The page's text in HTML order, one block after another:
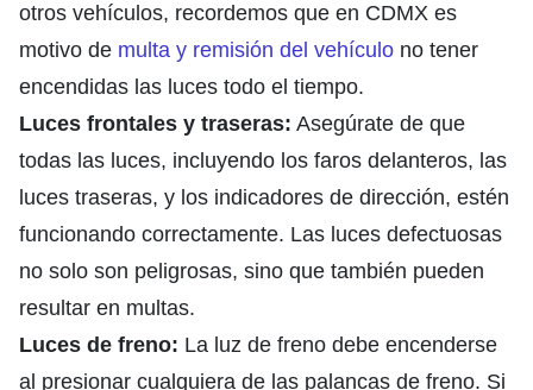
otros vehículos, recordemos que en CDMX es
motivo de multa y remisión del vehículo no tener
encendidas las luces todo el tiempo.
Luces frontales y traseras: Asegúrate de que
todas las luces, incluyendo los faros delanteros, las
luces traseras, y los indicadores de dirección, estén
funcionando correctamente. Las luces defectuosas
no solo son peligrosas, sino que también pueden
resultar en multas.
Luces de freno: La luz de freno debe encenderse
al presionar cualquiera de las palancas de freno. Si